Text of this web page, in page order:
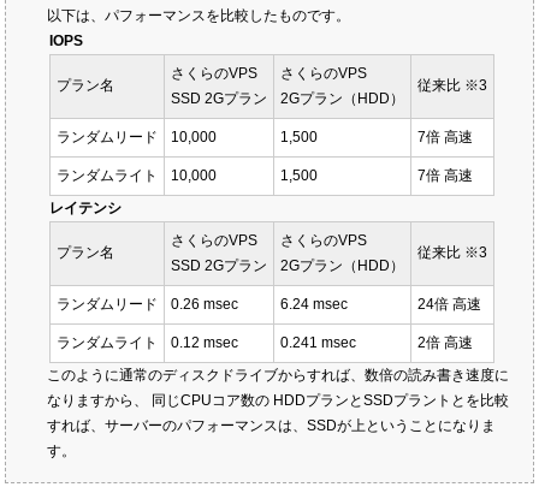
以下は、パフォーマンスを比較したものです。
IOPS
プラン名
さくらのVPS
SSD 2Gプラン
さくらのVPS
2Gプラン（HDD）
従来比 ※3
ランダムリード 10,000 1,500 7倍 高速
ランダムライト 10,000 1,500
7倍 高速
レイテンシ
プラン名
さくらのVPS
SSD 2Gプラン
さくらのVPS
2Gプラン（HDD）
従来比 ※3
ランダムリード 0.26 msec 6.24 msec 24倍 高速
ランダムライト 0.12 msec 0.241 msec
2倍 高速
このように通常のディスクドライブからすれば、数倍の読み書き速度に
なりますから、 同じCPUコア数の HDDプランとSSDプラントとを比較
すれば、サーバーのパフォーマンスは、SSDが上ということになりま
す。